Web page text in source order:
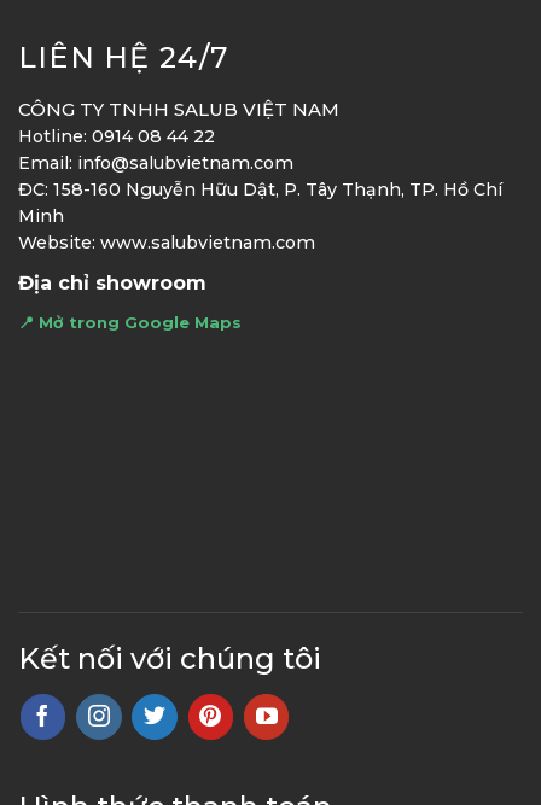
LIÊN HỆ 24/7
CÔNG TY TNHH SALUB VIỆT NAM
Hotline: 0914 08 44 22
Email: info@salubvietnam.com
ĐC: 158-160 Nguyễn Hữu Dật, P. Tây Thạnh, TP. Hồ Chí
Minh
Website: www.salubvietnam.com
Địa chỉ showroom
📍 Mở trong Google Maps
Kết nối với chúng tôi